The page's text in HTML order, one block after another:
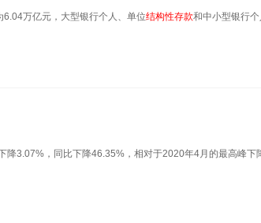
6.04万亿元，大型银行个人、单位结构性存款和中小型银行
降3.07%，同比下降46.35%，相对于2020年4月的最高峰下